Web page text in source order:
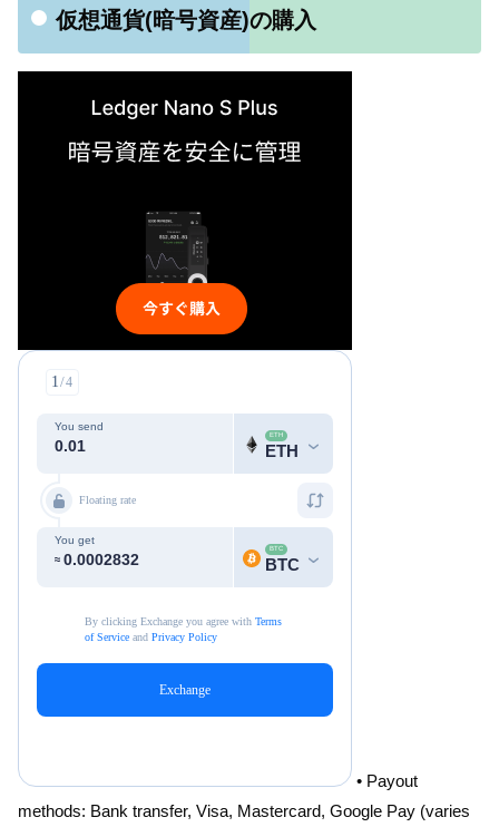
仮想通貨(暗号資産)の購入
• Payout
methods: Bank transfer, Visa, Mastercard, Google Pay (varies